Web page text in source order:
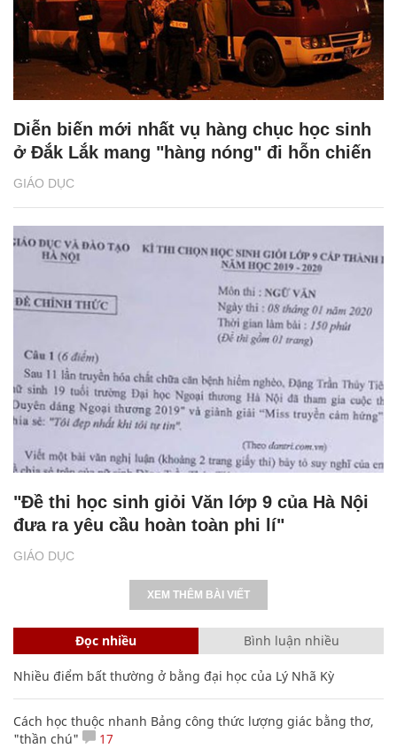
GIÁO DỤC
Diễn biến mới nhất vụ hàng chục học sinh
ở Đắk Lắk mang "hàng nóng" đi hỗn chiến
GIÁO DỤC
"Đề thi học sinh giỏi Văn lớp 9 của Hà Nội
đưa ra yêu cầu hoàn toàn phi lí"
XEM THÊM BÀI VIẾT
Đọc nhiều Bình luận nhiều
Nhiều điểm bất thường ở bằng đại học của Lý Nhã Kỳ
Cách học thuộc nhanh Bảng công thức lượng giác bằng thơ,
"thần chú"
17